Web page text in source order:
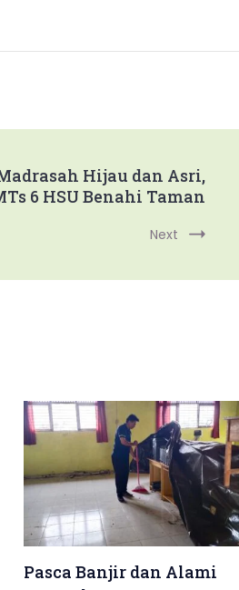
Hijau dan Asri,
6 HSU Benahi Taman
Next
Pasca Banjir dan Alami